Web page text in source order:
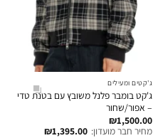
ג'קטים ומעילים
ג'קט בומבר פלנל משובץ עם בטנת טדי
– אפור/שחור
₪1,500.00
מחיר חבר מועדון: ₪1,395.00